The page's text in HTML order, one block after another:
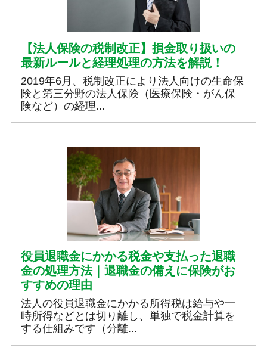
【法人保険の税制改正】損金取り扱いの
最新ルールと経理処理の方法を解説！
2019年6月、税制改正により法人向けの生命保
険と第三分野の法人保険（医療保険・がん保
険など）の経理...
役員退職金にかかる税金や支払った退職
金の処理方法｜退職金の備えに保険がお
すすめの理由
法人の役員退職金にかかる所得税は給与や一
時所得などとは切り離し、単独で税金計算を
する仕組みです（分離...